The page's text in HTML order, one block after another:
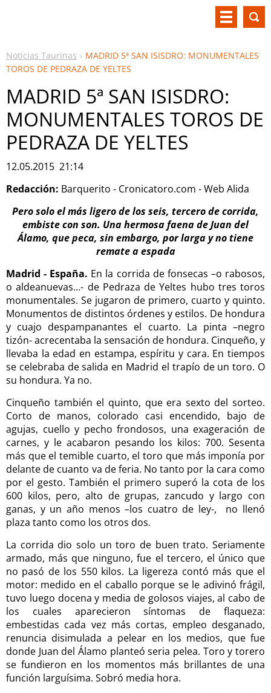
Noticias Taurinas
MADRID 5ª SAN ISISDRO: MONUMENTALES
TOROS DE PEDRAZA DE YELTES
MADRID 5ª SAN ISISDRO:
MONUMENTALES TOROS DE
PEDRAZA DE YELTES
12.05.2015 21:14
Redacción: Barquerito - Cronicatoro.com - Web Alida
Pero solo el más ligero de los seis, tercero de corrida,
embiste con son. Una hermosa faena de Juan del
Álamo, que peca, sin embargo, por larga y no tiene
remate a espada
Madrid - España. En la corrida de fonsecas –o rabosos,
o aldeanuevas…- de Pedraza de Yeltes hubo tres toros
monumentales. Se jugaron de primero, cuarto y quinto.
Monumentos de distintos órdenes y estilos. De hondura
y cuajo despampanantes el cuarto. La pinta –negro
tizón- acrecentaba la sensación de hondura. Cinqueño, y
llevaba la edad en estampa, espíritu y cara. En tiempos
se celebraba de salida en Madrid el trapío de un toro. O
su hondura. Ya no.
Cinqueño también el quinto, que era sexto del sorteo.
Corto de manos, colorado casi encendido, bajo de
agujas, cuello y pecho frondosos, una exageración de
carnes, y le acabaron pesando los kilos: 700. Sesenta
más que el temible cuarto, el toro que más imponía por
delante de cuanto va de feria. No tanto por la cara como
por el gesto. También el primero superó la cota de los
600 kilos, pero, alto de grupas, zancudo y largo con
ganas, y un año menos –los cuatro de ley-, no llenó
plaza tanto como los otros dos.
La corrida dio solo un toro de buen trato. Seriamente
armado, más que ninguno, fue el tercero, el único que
no pasó de los 550 kilos. La ligereza contó más que el
motor: medido en el caballo porque se le adivinó frágil,
tuvo luego docena y media de golosos viajes, al cabo de
los cuales aparecieron síntomas de flaqueza:
embestidas cada vez más cortas, empleo desganado,
renuncia disimulada a pelear en los medios, que fue
donde Juan del Álamo planteó seria pelea. Toro y torero
se fundieron en los momentos más brillantes de una
función larguísima. Sobró media hora.